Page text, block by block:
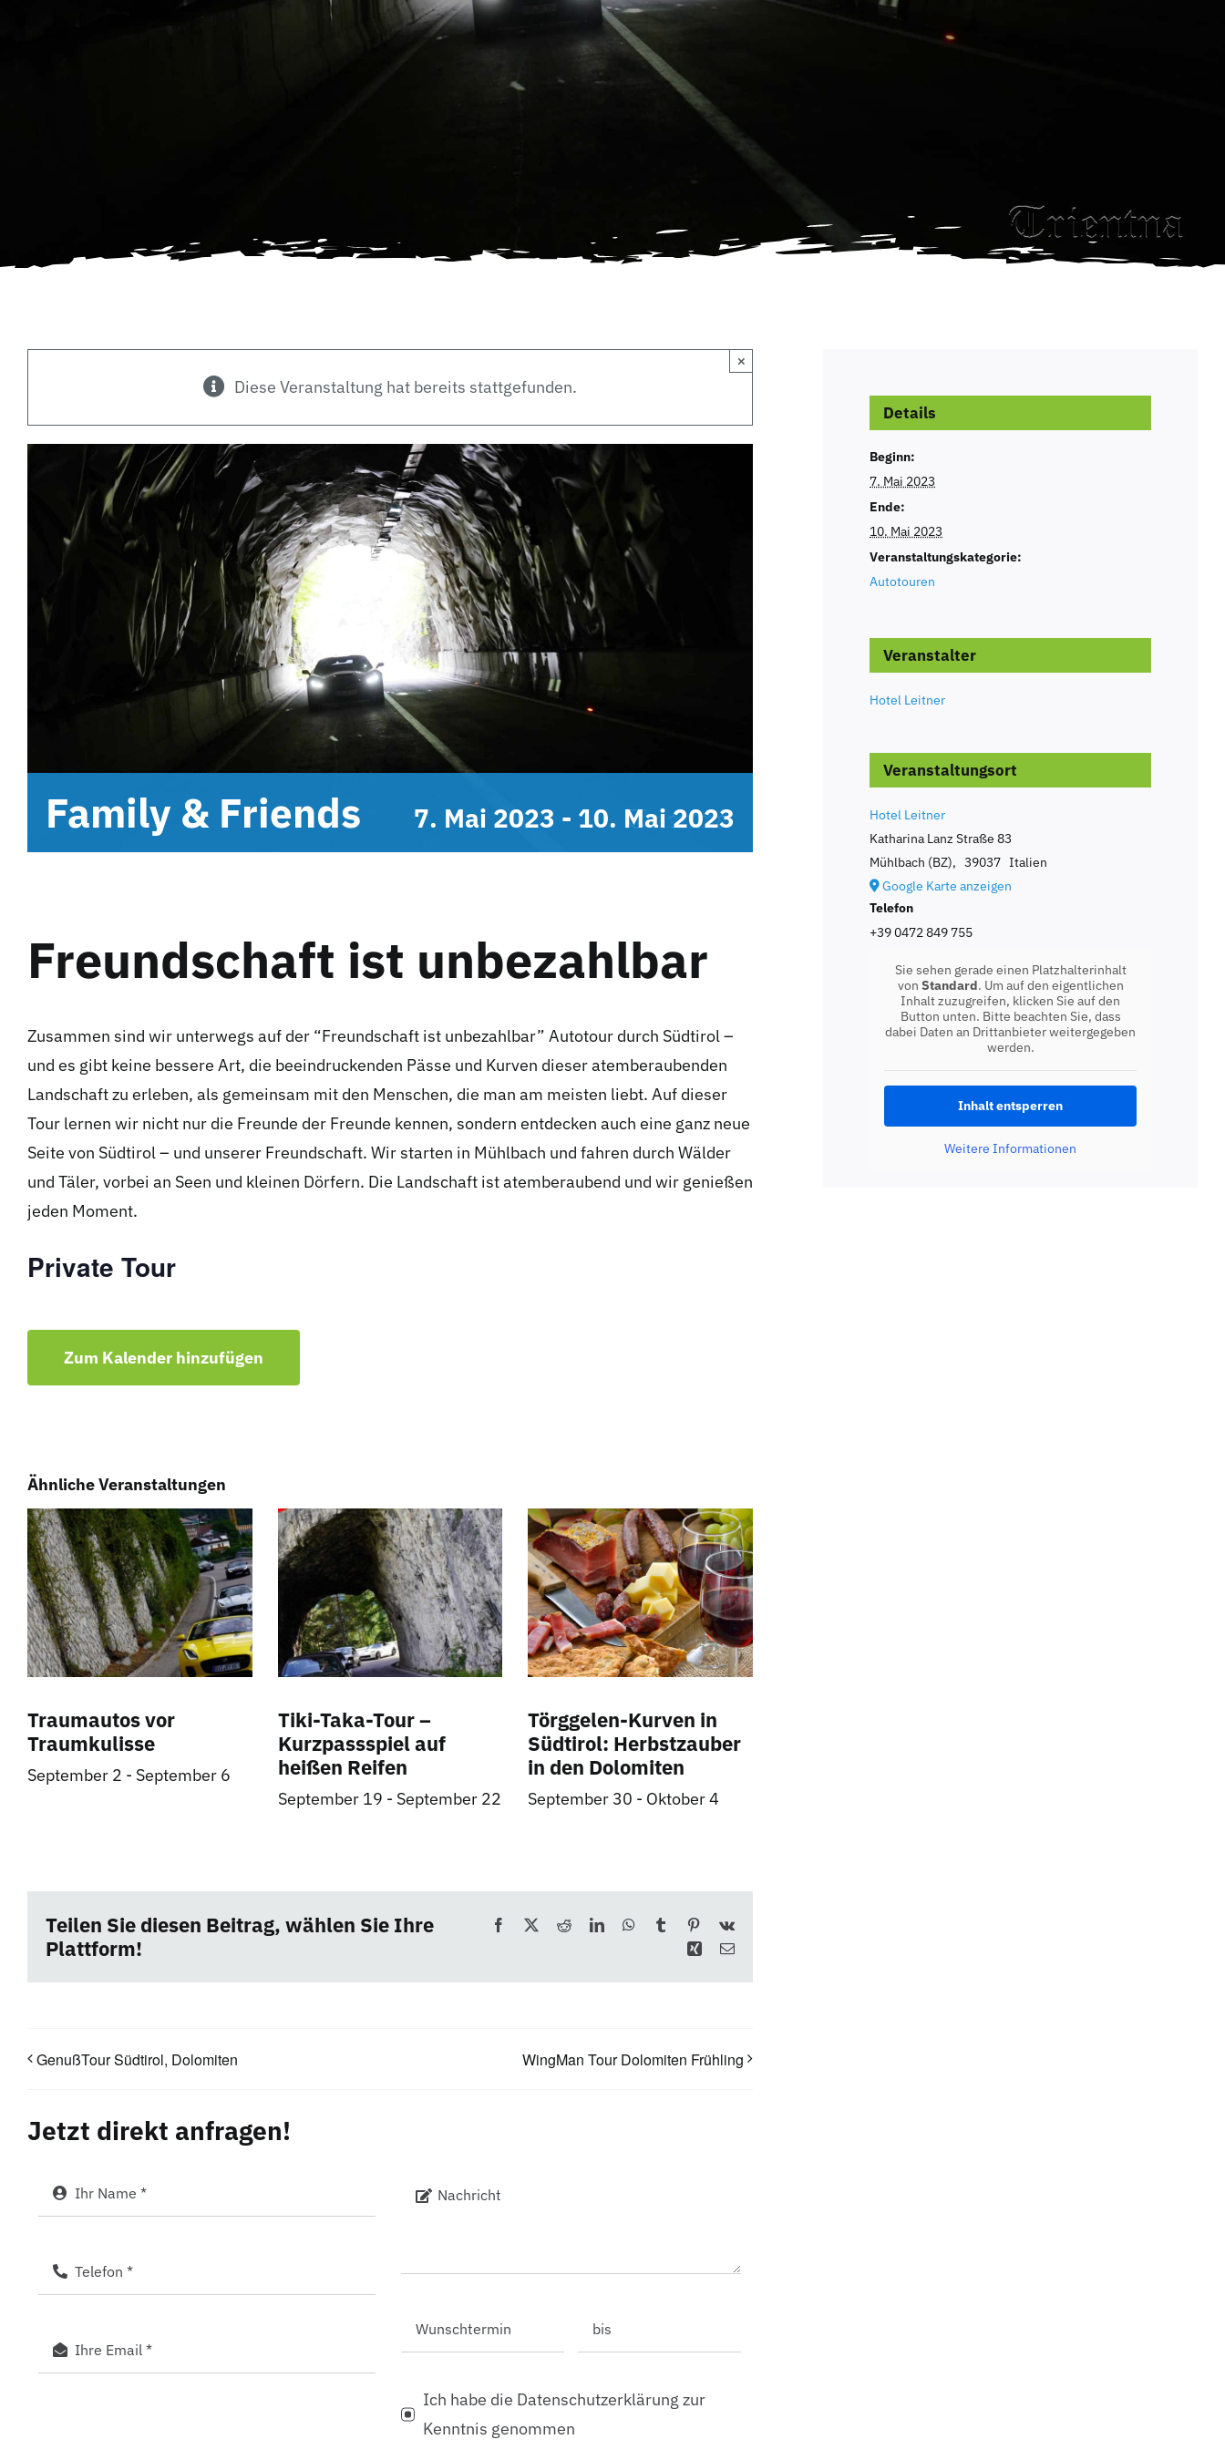
Diese Veranstaltung hat bereits stattgefunden.
×
Family & Friends 7. Mai 2023 - 10. Mai 2023
Freundschaft ist unbezahlbar
Zusammen sind wir unterwegs auf der “Freundschaft ist unbezahlbar” Autotour durch Südtirol –
und es gibt keine bessere Art, die beeindruckenden Pässe und Kurven dieser atemberaubenden
Landschaft zu erleben, als gemeinsam mit den Menschen, die man am meisten liebt. Auf dieser
Tour lernen wir nicht nur die Freunde der Freunde kennen, sondern entdecken auch eine ganz neue
Seite von Südtirol – und unserer Freundschaft. Wir starten in Mühlbach und fahren durch Wälder
und Täler, vorbei an Seen und kleinen Dörfern. Die Landschaft ist atemberaubend und wir genießen
jeden Moment.
Private Tour
Zum Kalender hinzufügen
Ähnliche Veranstaltungen
Traumautos vor
Traumkulisse
September 2 - September 6
Tiki-Taka-Tour –
Kurzpassspiel auf
heißen Reifen
September 19 - September 22
Törggelen-Kurven in
Südtirol: Herbstzauber
in den Dolomiten
September 30 - Oktober 4
Teilen Sie diesen Beitrag, wählen Sie Ihre
Plattform!
Facebook RedditLinkedInWhatsApp
Tumblr Pinterest
Vk
Xing E-
GenußTour Südtirol, Dolomiten WingMan Tour Dolomiten Frühling
Jetzt direkt anfragen!
Ich habe die Datenschutzerklärung zur
Kenntnis genommen
Details
Beginn:
7. Mai 2023
Ende:
10. Mai 2023
Veranstaltungskategorie:
Autotouren
Veranstalter
Hotel Leitner
Veranstaltungsort
Hotel Leitner
Katharina Lanz Straße 83
Mühlbach (BZ), 39037 Italien
Google Karte anzeigen
Telefon
+39 0472 849 755
Sie sehen gerade einen Platzhalterinhalt
von Standard. Um auf den eigentlichen
Inhalt zuzugreifen, klicken Sie auf den
Button unten. Bitte beachten Sie, dass
dabei Daten an Drittanbieter weitergegeben
werden.
Inhalt entsperren
Weitere Informationen